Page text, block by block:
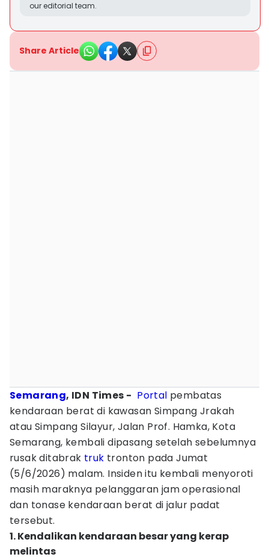
our editorial team.
Share Article
Semarang, IDN Times - Portal pembatas
kendaraan berat di kawasan Simpang Jrakah
atau Simpang Silayur, Jalan Prof. Hamka, Kota
Semarang, kembali dipasang setelah sebelumnya
rusak ditabrak truk tronton pada Jumat
(5/6/2026) malam. Insiden itu kembali menyoroti
masih maraknya pelanggaran jam operasional
dan tonase kendaraan berat di jalur padat
tersebut.
1. Kendalikan kendaraan besar yang kerap
melintas